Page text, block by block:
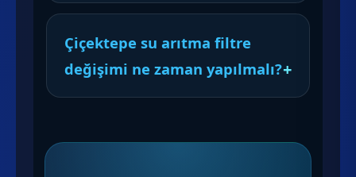
Çiçektepe su arıtma filtre
değişimi ne zaman yapılmalı?